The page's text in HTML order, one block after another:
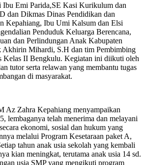
Ibu Emi Parida,SE Kasi Kurikulum dan
dan Dikmas Dinas Pendidikan dan
Kepahiang, Ibu Umi Kalsum dan Elsi
Penduduk Keluarga Berencana,
dan Perlindungan Anak Kabupaten
Akhirin Mihardi, S.H dan tim Pembimbing
Kelas II Bengkulu. Kegiatan ini diikuti oleh
tutor serta relawan yang membantu tugas
di masyarakat.
Az Zahra Kepahiang menyampaikan
lembaganya telah menerima dan melayani
ekonomi, sosial dan hukum yang
melalui Program Kesetaraan paket A,
tahun anak usia sekolah yang kembali
kian meningkat, terutama anak usia 14 sd.
usia SMP yang mengikuti program